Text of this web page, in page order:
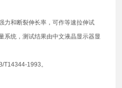
力和断裂伸长率，可作等速拉伸试
系统，测试结果由中文液晶显示器显
T14344-1993。